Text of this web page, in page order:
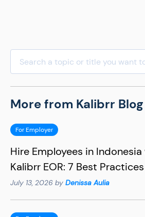
More from Kalibrr Blog
For Employer
Hire Employees in
Kalibrr EOR: 7 Best
Hiring Succesfully
July 13, 2026 by Denissa Aulia